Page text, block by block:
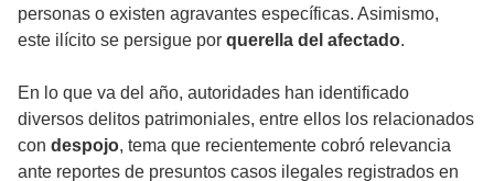
personas o existen agravantes específicas. Asimismo,
este ilícito se persigue por querella del afectado.
En lo que va del año, autoridades han identificado
diversos delitos patrimoniales, entre ellos los relacionados
con despojo, tema que recientemente cobró relevancia
ante reportes de presuntos casos ilegales registrados en